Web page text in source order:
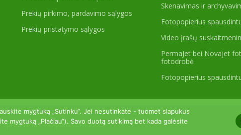
Prekių pirkimo, pardavimo sąlygos
Prekių pristatymo sąlygos
Skenavimas ir
Fotopopierius
Video įrašų
PermaJet bei Novajet
fotodrobė
Fotopopierius
–Dipolis.com 2025
mygtuką „Sutinku“. Jei nesutinkate - tuomet slapukus
mygtuką „Plačiau“). Savo duotą sutikimą bet kada galėsite